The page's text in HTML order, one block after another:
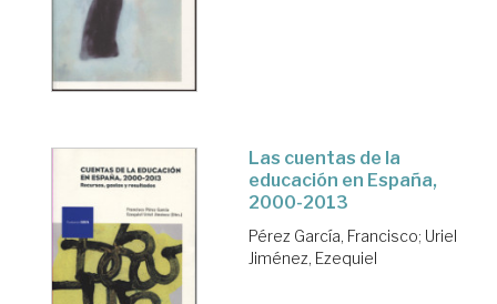
Las cuentas de la
educación en España,
2000-2013
Pérez García, Francisco; Uriel
Jiménez, Ezequiel